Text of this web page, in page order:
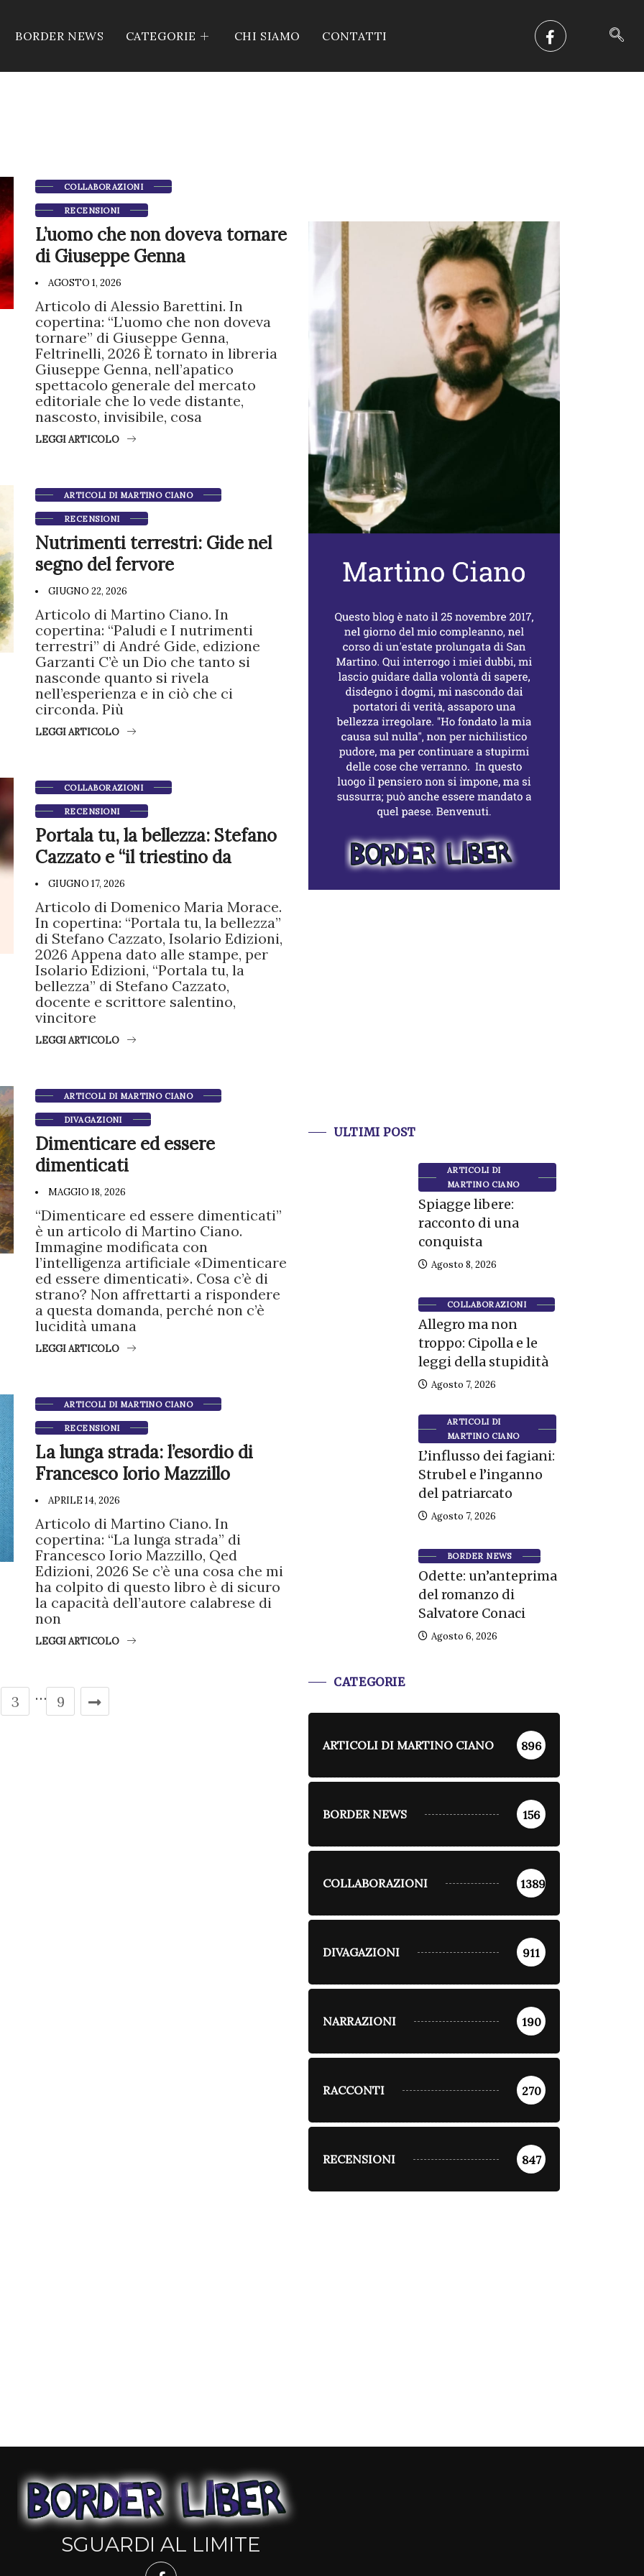
BORDER NEWS CATEGORIE CHI SIAMO CONTATTI
COLLABORAZIONI
RECENSIONI
L’uomo che non doveva tornare
di Giuseppe Genna
AGOSTO 1, 2026
Articolo di Alessio Barettini. In
copertina: “L’uomo che non doveva
tornare” di Giuseppe Genna,
Feltrinelli, 2026 È tornato in libreria
Giuseppe Genna, nell’apatico
spettacolo generale del mercato
editoriale che lo vede distante,
nascosto, invisibile, cosa
LEGGI ARTICOLO
ARTICOLI DI MARTINO CIANO
RECENSIONI
Nutrimenti terrestri: Gide nel
segno del fervore
GIUGNO 22, 2026
Articolo di Martino Ciano. In
copertina: “Paludi e I nutrimenti
terrestri” di André Gide, edizione
Garzanti C’è un Dio che tanto si
nasconde quanto si rivela
nell’esperienza e in ciò che ci
circonda. Più
LEGGI ARTICOLO
COLLABORAZIONI
RECENSIONI
Portala tu, la bellezza: Stefano
Cazzato e “il triestino da
GIUGNO 17, 2026
Articolo di Domenico Maria Morace.
In copertina: “Portala tu, la bellezza”
di Stefano Cazzato, Isolario Edizioni,
2026 Appena dato alle stampe, per
Isolario Edizioni, “Portala tu, la
bellezza” di Stefano Cazzato,
docente e scrittore salentino,
vincitore
LEGGI ARTICOLO
ARTICOLI DI MARTINO CIANO
DIVAGAZIONI
Dimenticare ed essere
dimenticati
MAGGIO 18, 2026
“Dimenticare ed essere dimenticati”
è un articolo di Martino Ciano.
Immagine modificata con
l’intelligenza artificiale «Dimenticare
ed essere dimenticati». Cosa c’è di
strano? Non affrettarti a rispondere
a questa domanda, perché non c’è
lucidità umana
LEGGI ARTICOLO
ARTICOLI DI MARTINO CIANO
RECENSIONI
La lunga strada: l’esordio di
Francesco Iorio Mazzillo
APRILE 14, 2026
Articolo di Martino Ciano. In
copertina: “La lunga strada” di
Francesco Iorio Mazzillo, Qed
Edizioni, 2026 Se c’è una cosa che mi
ha colpito di questo libro è di sicuro
la capacità dell’autore calabrese di
non
LEGGI ARTICOLO
3 … 9
ULTIMI POST
ARTICOLI DI
MARTINO CIANO
Spiagge libere:
racconto di una
conquista
Agosto 8, 2026
COLLABORAZIONI
Allegro ma non
troppo: Cipolla e le
leggi della stupidità
Agosto 7, 2026
ARTICOLI DI
MARTINO CIANO
L’influsso dei fagiani:
Strubel e l’inganno
del patriarcato
Agosto 7, 2026
BORDER NEWS
Odette: un’anteprima
del romanzo di
Salvatore Conaci
Agosto 6, 2026
CATEGORIE
ARTICOLI DI MARTINO CIANO 896
BORDER NEWS 156
COLLABORAZIONI 1389
DIVAGAZIONI 911
NARRAZIONI 190
RACCONTI 270
RECENSIONI 847
SGUARDI AL LIMITE